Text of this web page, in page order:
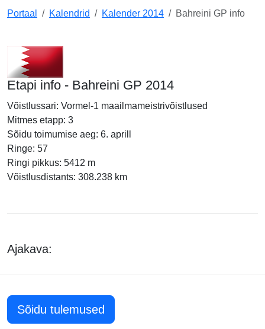
Portaal Kalendrid Kalender 2014 Bahreini GP info
Etapi info - Bahreini GP 2014
Võistlussari: Vormel-1 maailmameistrivõistlused
Mitmes etapp: 3
Sõidu toimumise aeg: 6. aprill
Ringe: 57
Ringi pikkus: 5412 m
Võistlusdistants: 308.238 km
Ajakava:
Sõidu tulemused